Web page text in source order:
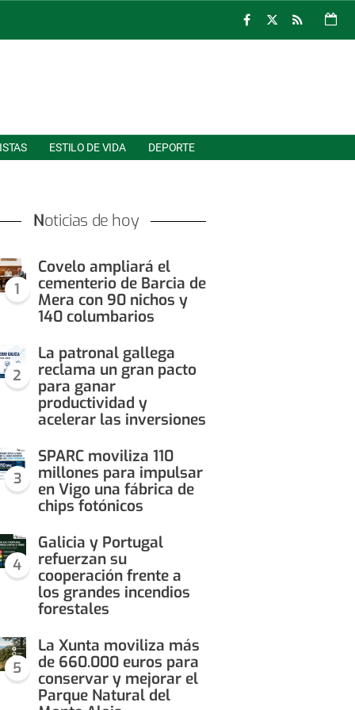
ESTILO DE VIDA DEPORTE
Noticias de hoy
1
Covelo ampliará el
cementerio de Barcia de
Mera con 90 nichos y
140 columbarios
2
La patronal gallega
reclama un gran pacto
para ganar
productividad y
acelerar las inversiones
3
SPARC moviliza 110
millones para impulsar
en Vigo una fábrica de
chips fotónicos
4
Galicia y Portugal
refuerzan su
cooperación frente a
los grandes incendios
forestales
5
La Xunta moviliza más
de 660.000 euros para
conservar y mejorar el
Parque Natural del